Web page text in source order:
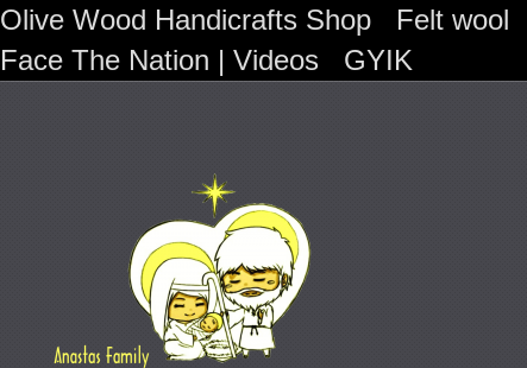
Olive Wood Handicrafts Shop Felt wool
Face The Nation | Videos
GYIK